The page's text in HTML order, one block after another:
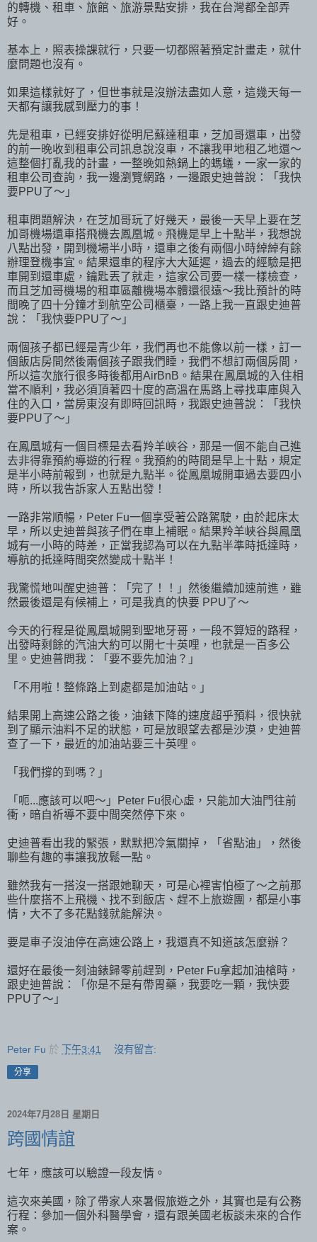
的轉機、租車、旅館、旅游景點安排，我在台灣都全部弄
好。
基本上，照表操課就行，只要一切都照著預定計畫走，就什
麼問題也沒有。
如果這樣就好了，但世事就是沒辦法盡如人意，這幾天每一
天都有讓我感到壓力的事！
先是租車，已經安排好從明尼蘇達租車，芝加哥還車，出發
的前一晚收到租車公司訊息說沒車，不讓我甲地租乙地還～
這整個打亂我的計畫，一整晚如熱鍋上的螞蟻，一家一家的
租車公司查詢，我一邊瀏覽網路，一邊跟史迪普說：「我快
要PPU了～」
租車問題解決，在芝加哥玩了好幾天，最後一天早上要在芝
加哥機場還車搭飛機去鳳凰城。飛機是早上十點半，我想說
八點出發，開到機場半小時，還車之後有兩個小時綽綽有餘
辦理登機事宜。結果還車的程序大大延遲，過去的經驗是把
車開到還車處，鑰匙丟了就走，這家公司要一樣一樣檢查，
而且芝加哥機場的租車區離機場本體還很遠～我比預計的時
間晚了四十分鐘才到航空公司櫃臺，一路上我一直跟史迪普
說：「我快要PPU了～」
兩個孩子都已經是青少年，我們再也不能像以前一樣，訂一
個飯店房間然後兩個孩子跟我們睡，我們不想訂兩個房間，
所以這次旅行很多時後都用AirBnB。結果在鳳凰城的入住相
當不順利，我必須頂著四十度的高溫在馬路上尋找車庫與入
住的入口，當房東沒有即時回訊時，我跟史迪普說：「我快
要PPU了～」
在鳳凰城有一個目標是去看羚羊峽谷，那是一個不能自己進
去非得靠預約導遊的行程。我預約的時間是早上十點，規定
是半小時前報到，也就是九點半。從鳳凰城開車過去要四小
時，所以我告訴家人五點出發！
一路非常順暢，Peter Fu一個享受著公路駕駛，由於起床太
早，所以史迪普與孩子們在車上補眠。結果羚羊峽谷與鳳凰
城有一小時的時差，正當我認為可以在九點半準時抵達時，
導航的抵達時間突然變成十點半！
我驚慌地叫醒史迪普：「完了！！」然後繼續加速前進，雖
然最後還是有候補上，可是我真的快要 PPU了～
今天的行程是從鳳凰城開到聖地牙哥，一段不算短的路程，
出發時剩餘的汽油大約可以開七十英哩，也就是一百多公
里。史迪普問我：「要不要先加油？」
「不用啦！整條路上到處都是加油站。」
結果開上高速公路之後，油錶下降的速度超乎預料，很快就
到了顯示油料不足的狀態，可是放眼望去都是沙漠，史迪普
查了一下，最近的加油站要三十英哩。
「我們撐的到嗎？」
「呃...應該可以吧～」Peter Fu很心虛，只能加大油門往前
衝，暗自祈導不要中間突然停下來。
史迪普看出我的緊張，默默把冷氣關掉，「省點油」，然後
聊些有趣的事讓我放鬆一點。
雖然我有一搭沒一搭跟她聊天，可是心裡害怕極了～之前那
些什麼搭不上飛機、找不到飯店、趕不上旅遊團，都是小事
情，大不了多花點錢就能解決。
要是車子沒油停在高速公路上，我還真不知道該怎麼辦？
還好在最後一刻油錶歸零前趕到，Peter Fu拿起加油槍時，
跟史迪普說：「你是不是有帶胃藥，我要吃一顆，我快要
PPU了～」
Peter Fu 於 下午3:41 沒有留言:
分享
2024年7月28日 星期日
跨國情誼
七年，應該可以驗證一段友情。
這次來美國，除了帶家人來暑假旅遊之外，其實也是有公務
行程：參加一個外科醫學會，還有跟美國老板談未來的合作
案。